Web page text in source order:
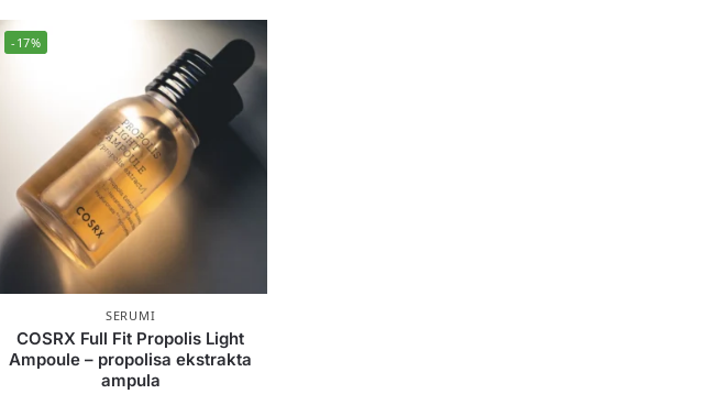
-17%
SERUMI
COSRX Full Fit Propolis Light
Ampoule – propolisa ekstrakta
ampula